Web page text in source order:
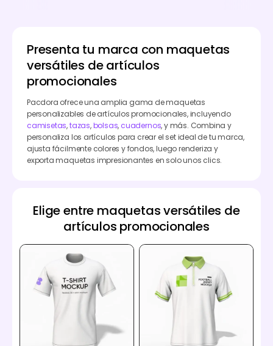
Presenta tu marca con maquetas
versátiles de artículos
promocionales
Pacdora ofrece una amplia gama de maquetas
personalizables de artículos promocionales, incluyendo
camisetas,tazas,bolsas, cuadernos, y más. Combina y
personaliza los artículos para crear el set ideal de tu marca,
ajusta fácilmente colores y fondos, luego renderiza y
exporta maquetas impresionantes en solo unos clics.
Elige entre maquetas versátiles de
artículos promocionales